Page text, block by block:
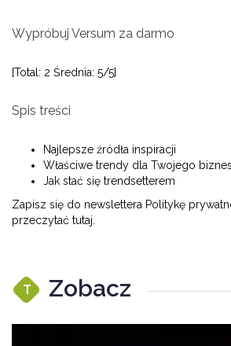
Wypróbuj Versum za darmo
[Total: 2 Średnia: 5/5]
Spis treści
Najlepsze źródła inspiracji
Właściwe trendy dla Twojego
Jak stać się trendsetterem
Zapisz się do newslettera Politykę
przeczytać tutaj.
T Zobacz